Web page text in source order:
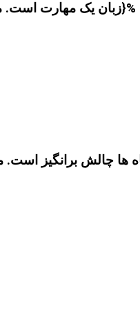
%{زبان یک مهارت
چالش برانگیز است.